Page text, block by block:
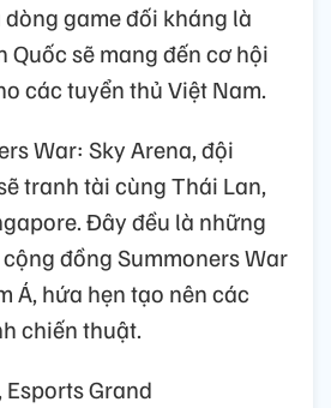
game đối kháng là
Quốc sẽ mang đến cơ hội
các tuyển thủ Việt Nam.
War: Sky Arena, đội
tranh tài cùng Thái Lan,
Đây đều là những
đồng Summoners War
Á, hứa hẹn tạo nên các
chiến thuật.
Grand